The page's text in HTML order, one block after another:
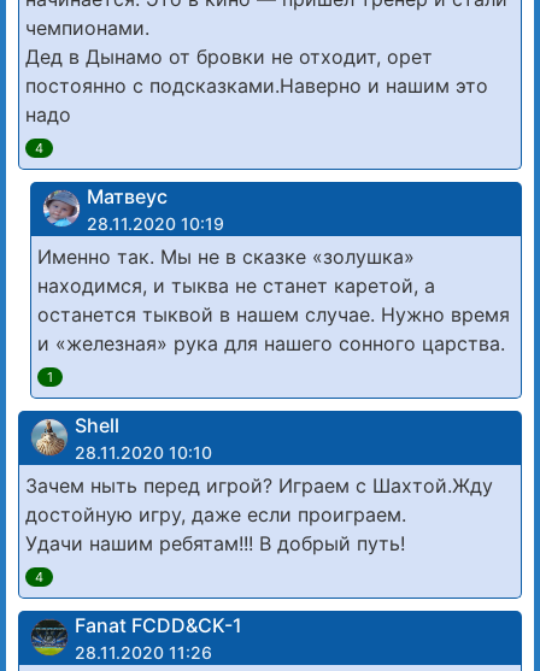
чемпионами.
Дед в Дынамо от бровки не отходит, орет
постоянно с подсказками.Наверно и нашим это
надо
4
Матвеус
28.11.2020 10:19
Именно так. Мы не в сказке «золушка»
находимся, и тыква не станет каретой, а
останется тыквой в нашем случае. Нужно время
и «железная» рука для нашего сонного царства.
1
Shell
28.11.2020 10:10
Зачем ныть перед игрой? Играем с Шахтой.Жду
достойную игру, даже если проиграем.
Удачи нашим ребятам!!! В добрый путь!
4
Fanat FCDD&CK-1
28.11.2020 11:26